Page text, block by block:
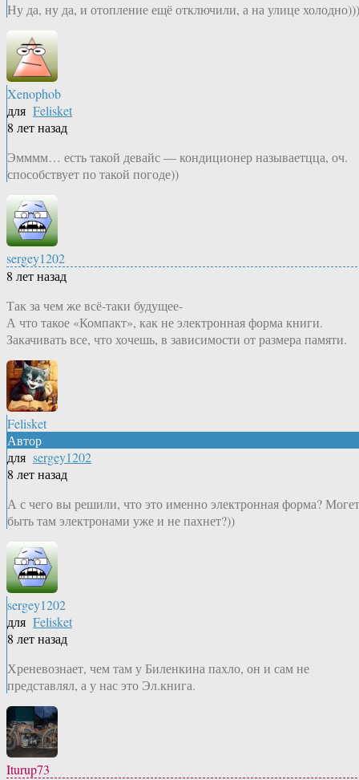
Ну да, ну да, и отопление ещё отключили, а на улице холодно)))
Xenophob
для Felisket
8 лет назад
Эмммм… есть такой девайс — кондиционер называетцца, оч.
способствует по такой погоде))
sergey1202
8 лет назад
Так за чем же всё-таки будущее-
А что такое «Компакт», как не электронная форма книги.
Закачивать все, что хочешь, в зависимости от размера памяти.
Felisket
Автор
для sergey1202
8 лет назад
А с чего вы решили, что это именно электронная форма? Могет
быть там электронами уже и не пахнет?))
sergey1202
для Felisket
8 лет назад
Хреневознает, чем там у Биленкина пахло, он и сам не
представлял, а у нас это Эл.книга.
Iturup73